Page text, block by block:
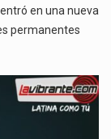
en una nueva
permanentes